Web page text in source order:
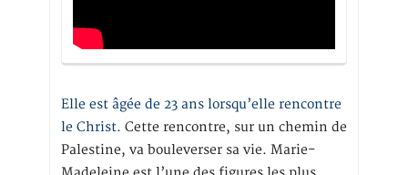
Elle est âgée de 23 ans lorsqu’elle rencontre
le Christ. Cette rencontre, sur un chemin de
Palestine, va bouleverser sa vie. Marie-